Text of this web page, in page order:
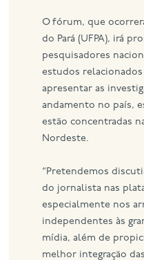
O fórum, que
do Pará (UFPA), irá
pesquisadores
estudos
apresentar as
andamento no país,
estão concentradas
Nordeste.
“Pretendemos
do jornalista nas
especialmente nos
independentes às
mídia, além de
melhor integração